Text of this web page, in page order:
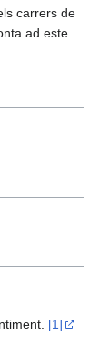
carrers de
ad este
[1]